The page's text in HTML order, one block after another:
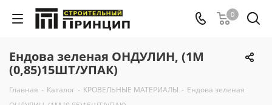
0
Ендова зеленая ОНДУЛИН, (1М
(0,85)15ШТ/УПАК)
Главная - Каталог - КРОВЕЛЬНЫЕ МАТЕРИАЛЫ - Ендова зеленая